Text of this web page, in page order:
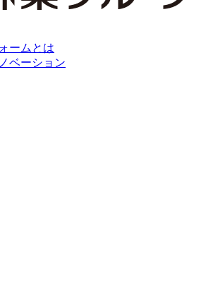
ームとは
ベーション